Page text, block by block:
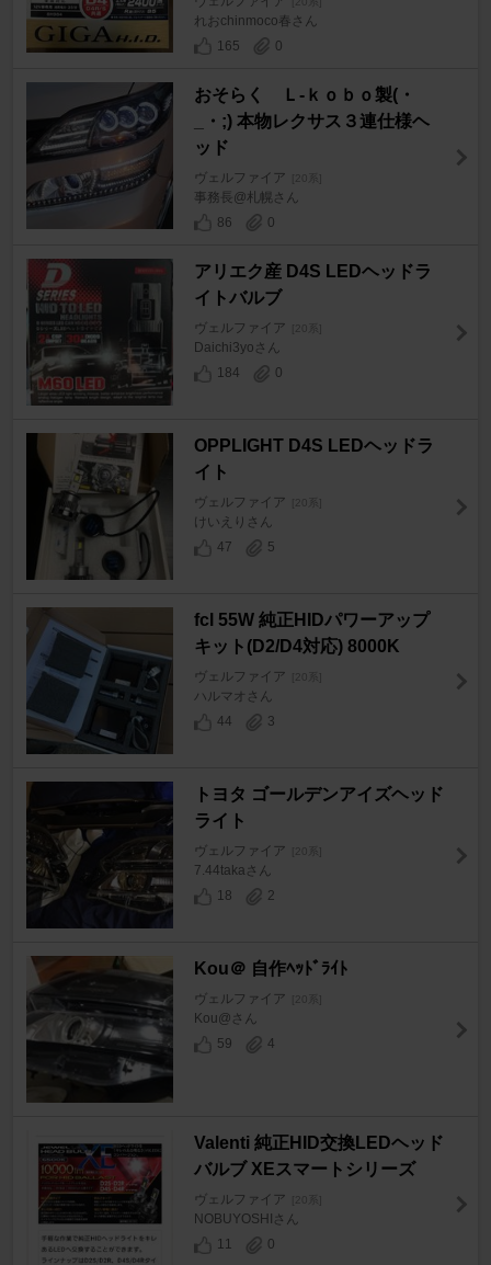
れおchinmoco春さん
165
0
おそらく Ｌ-ｋｏｂｏ製(・
_・;) 本物レクサス３連仕様ヘ
ッド
ヴェルファイア [20系]
事務長@札幌さん
86
0
アリエク産 D4S LEDヘッドラ
イトバルブ
ヴェルファイア [20系]
Daichi3yoさん
184
0
OPPLIGHT D4S LEDヘッドラ
イト
ヴェルファイア [20系]
けいえりさん
47
5
fcl 55W 純正HIDパワーアップ
キット(D2/D4対応) 8000K
ヴェルファイア [20系]
ハルマオさん
44
3
トヨタ ゴールデンアイズヘッド
ライト
ヴェルファイア [20系]
7.44takaさん
18
2
Kou＠ 自作ﾍｯﾄﾞﾗｲﾄ
ヴェルファイア [20系]
Kou@さん
59
4
Valenti 純正HID交換LEDヘッド
バルブ XEスマートシリーズ
ヴェルファイア [20系]
NOBUYOSHIさん
11
0